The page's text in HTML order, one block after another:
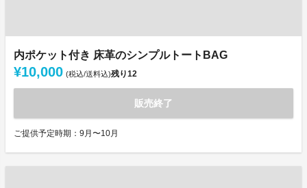
内ポケット付き 床革のシンプルトートBAG
¥10,000 (税込/送料込)残り12
販売終了
ご提供予定時期：9月〜10月